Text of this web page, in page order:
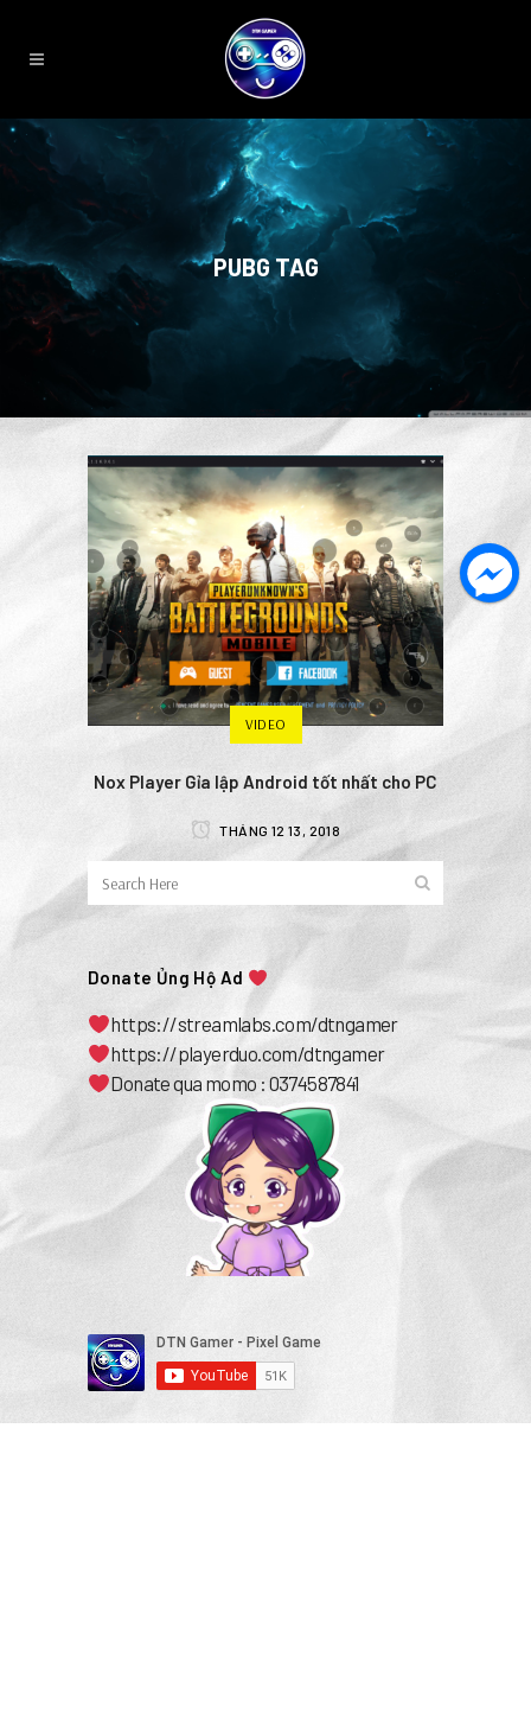
PUBG TAG
VIDEO
Nox Player Gỉa lập Android tốt nhất cho PC
THÁNG 12 13, 2018
Donate Ủng Hộ Ad
https://streamlabs.com/dtngamer
https://playerduo.com/dtngamer
Donate qua momo : 0374587841